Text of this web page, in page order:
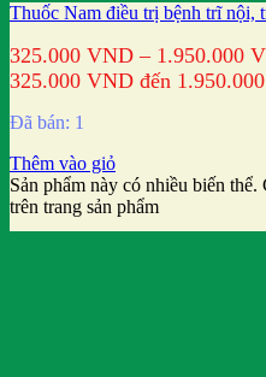
Thuốc Nam điều trị bệnh trĩ nội,
325.000 VND – 1.950.000
325.000 VND đến
Đã bán: 1
Thêm vào giỏ
Sản phẩm này có nhiều biến
trên trang sản phẩm